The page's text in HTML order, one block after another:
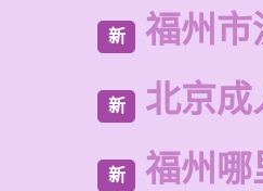
新 福州市
新 北京成
新 福州哪